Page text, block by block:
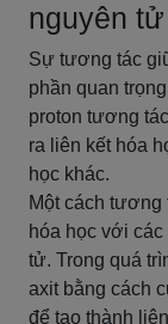
nguyên
Sự tương tác
phần quan
proton tương
ra liên kết hóa
học khác.
Một cách tương
hóa học với
tử. Trong quá
axit bằng cách
để tạo thành